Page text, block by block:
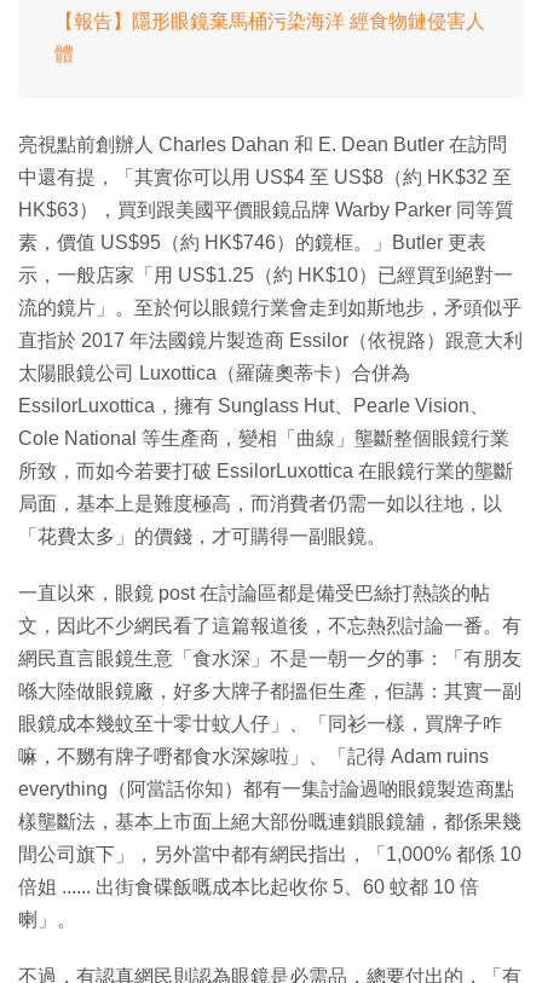
【報告】隱形眼鏡棄馬桶污染海洋 經食物鏈侵害人
體
亮視點前創辦人 Charles Dahan 和 E. Dean Butler 在訪問
中還有提，「其實你可以用 US$4 至 US$8（約 HK$32 至
HK$63），買到跟美國平價眼鏡品牌 Warby Parker 同等質
素，價值 US$95（約 HK$746）的鏡框。」Butler 更表
示，一般店家「用 US$1.25（約 HK$10）已經買到絕對一
流的鏡片」。至於何以眼鏡行業會走到如斯地步，矛頭似乎
直指於 2017 年法國鏡片製造商 Essilor（依視路）跟意大利
太陽眼鏡公司 Luxottica（羅薩奧蒂卡）合併為
EssilorLuxottica，擁有 Sunglass Hut、Pearle Vision、
Cole National 等生產商，變相「曲線」壟斷整個眼鏡行業
所致，而如今若要打破 EssilorLuxottica 在眼鏡行業的壟斷
局面，基本上是難度極高，而消費者仍需一如以往地，以
「花費太多」的價錢，才可購得一副眼鏡。
一直以來，眼鏡 post 在討論區都是備受巴絲打熱談的帖
文，因此不少網民看了這篇報道後，不忘熱烈討論一番。有
網民直言眼鏡生意「食水深」不是一朝一夕的事：「有朋友
喺大陸做眼鏡廠，好多大牌子都搵佢生產，佢講：其實一副
眼鏡成本幾蚊至十零廿蚊人仔」、「同衫一樣，買牌子咋
嘛，不嬲有牌子嘢都食水深嫁啦」、「記得 Adam ruins
everything（阿當話你知）都有一集討論過啲眼鏡製造商點
樣壟斷法，基本上市面上絕大部份嘅連鎖眼鏡舖，都係果幾
間公司旗下」，另外當中都有網民指出，「1,000% 都係 10
倍姐 ...... 出街食碟飯嘅成本比起收你 5、60 蚊都 10 倍
喇」。
不過，有認真網民則認為眼鏡是必需品，總要付出的，「有